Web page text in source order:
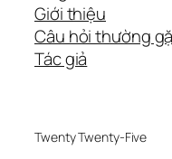
Giới thiệu
Câu hỏi thường
Tác giả
Twenty Twenty-Five